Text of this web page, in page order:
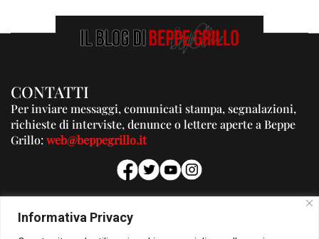
Informativa Privacy
CONTATTI
Per inviare messaggi, comunicati stampa, segnalazioni,
richieste di interviste, denunce o lettere aperte a Beppe
Grillo:web@beppegrillo.it
PUBBLICITA'
Per la tua pubblicità su questo Blog: